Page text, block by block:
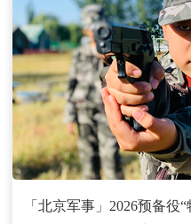
浙江莫干山1932夏令营
探索发现夏令营
北京红星远航军事夏令营
「北京军事」2026预备役